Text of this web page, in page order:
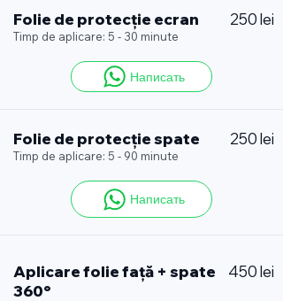
Folie de protecție ecran 250 lei
Timp de aplicare: 5 - 30 minute
Написать
Folie de protecție spate 250 lei
Timp de aplicare: 5 - 90 minute
Написать
Aplicare folie față + spate
360°
450 lei